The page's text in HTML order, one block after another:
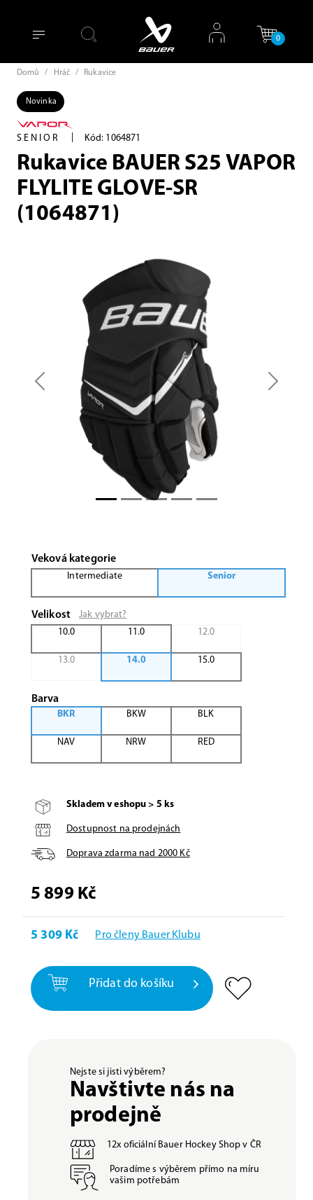
0
Domů / Hráč / Rukavice
Novinka
SENIOR Kód: 1064871
Rukavice BAUER S25 VAPOR
FLYLITE GLOVE-SR
(1064871)
Previous Next
Veková kategorie
Intermediate Senior
Velikost
Jak vybrat?
10.0
11.0 12.0
13.0 14.0 15.0
Barva
BKR BKW BLK
NAV NRW RED
Skladem v eshopu > 5 ks
Dostupnost na prodejnách
Doprava zdarma nad 2000 Kč
5 899 Kč
5 309 Kč Pro členy Bauer Klubu
Přidat do košíku
Nejste si jisti výběrem?
Navštivte nás na
prodejně
12x oficiální Bauer Hockey Shop v ČR
Poradíme s výběrem přímo na míru
vašim potřebám